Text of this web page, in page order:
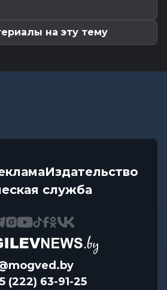
на эту тему
Издательство
служба
(222) 63-91-25